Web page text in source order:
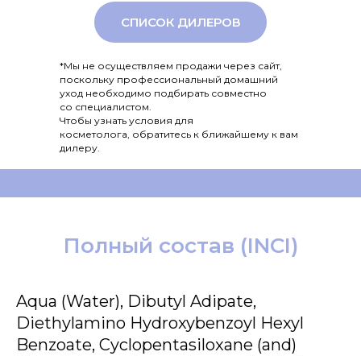
*Мы не осуществляем продажи через сайт,
поскольку профессиональный домашний
уход необходимо подбирать совместно
со специалистом.
Чтобы узнать условия для
косметолога, обратитесь к ближайшему к вам
дилеру.
СПИСОК ДИЛЕРОВ
Полный состав (INCI)
Aqua (Water), Dibutyl Adipate,
Diethylamino Hydroxybenzoyl Hexyl
Benzoate, Cyclopentasiloxane (and)